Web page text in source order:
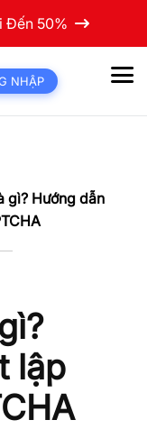
Đến 50%
NHẬP
gì? Hướng dẫn
lập